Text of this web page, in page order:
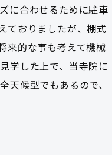
に合わせるために駐車
ておりましたが、棚式
来的な事も考えて機械
学した上で、当寺院に
候型でもあるので、